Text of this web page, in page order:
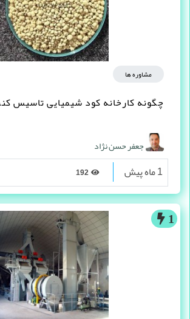
مشاوره ها
چگونه کارخانه کود شیمیایی تاسیس
جعفر حسن نژاد
1 ماه پیش
1